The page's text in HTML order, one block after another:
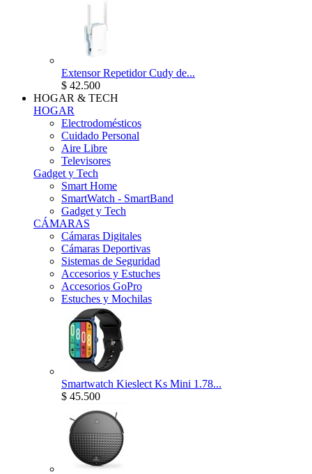
Extensor Repetidor Cudy de...
$ 42.500
HOGAR & TECH
HOGAR
Electrodomésticos
Cuidado Personal
Aire Libre
Televisores
Gadget y Tech
Smart Home
SmartWatch - SmartBand
Gadget y Tech
CÁMARAS
Cámaras Digitales
Cámaras Deportivas
Sistemas de Seguridad
Accesorios y Estuches
Accesorios GoPro
Estuches y Mochilas
Smartwatch Kieslect Ks Mini 1.78...
$ 45.500